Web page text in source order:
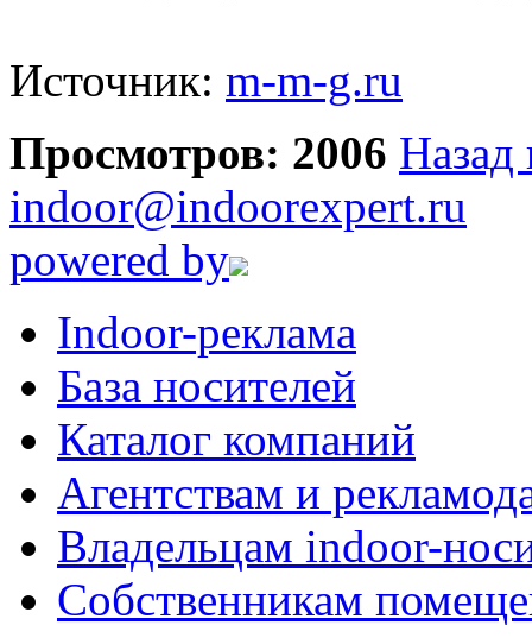
Источник: m-m-g.ru
Просмотров: 2006 Назад
indoor@indoorexpert.ru
powered by
Indoor-реклама
База носителей
Каталог компаний
Агентствам и
Владельцам indoor-
Собственникам